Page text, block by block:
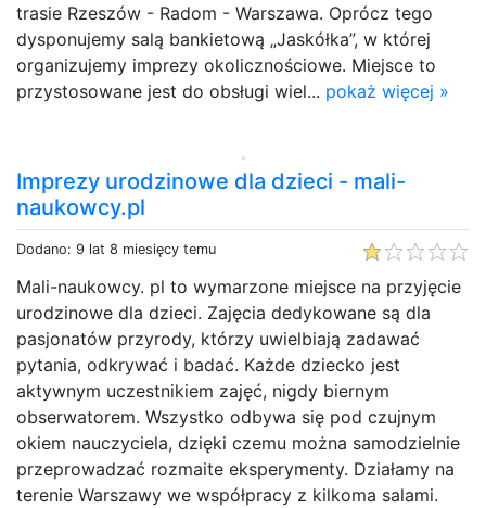
trasie Rzeszów - Radom - Warszawa. Oprócz tego
dysponujemy salą bankietową „Jaskółka”, w której
organizujemy imprezy okolicznościowe. Miejsce to
przystosowane jest do obsługi wiel... pokaż więcej »
Imprezy urodzinowe dla dzieci - mali-
naukowcy.pl
Dodano: 9 lat 8 miesięcy temu
Mali-naukowcy. pl to wymarzone miejsce na przyjęcie
urodzinowe dla dzieci. Zajęcia dedykowane są dla
pasjonatów przyrody, którzy uwielbiają zadawać
pytania, odkrywać i badać. Każde dziecko jest
aktywnym uczestnikiem zajęć, nigdy biernym
obserwatorem. Wszystko odbywa się pod czujnym
okiem nauczyciela, dzięki czemu można samodzielnie
przeprowadzać rozmaite eksperymenty. Działamy na
terenie Warszawy we współpracy z kilkoma salami.